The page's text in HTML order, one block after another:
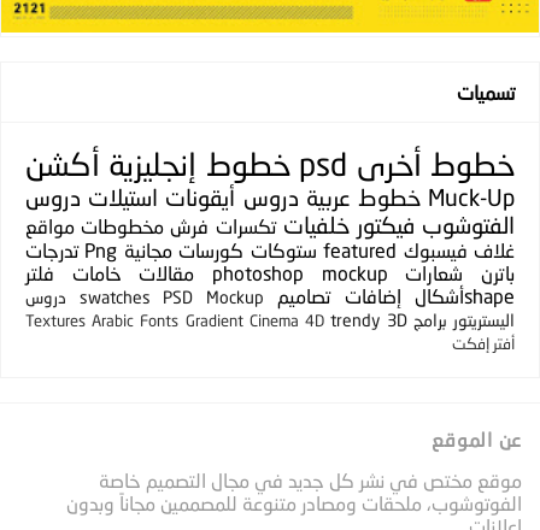
تسميات
خطوط أخرى psd خطوط إنجليزية أكشن
Muck-Up خطوط عربية دروس أيقونات استيلات دروس
الفتوشوب فيكتور خلفيات تكسرات فرش مخطوطات مواقع
غلاف فيسبوك featured ستوكات كورسات مجانية Png تدرجات
باترن
شعارات photoshop mockup مقالات خامات
فلتر
shapeأشكال
إضافات تصاميم PSD Mockup
swatches
دروس
اليستريتور برامج 3D
trendy
Cinema 4D
Gradient
Arabic Fonts
Textures
أفتر إفكت
عن الموقع
موقع مختص في نشر كل جديد في مجال التصميم خاصة
الفوتوشوب، ملحقات ومصادر متنوعة للمصممين مجاناً وبدون